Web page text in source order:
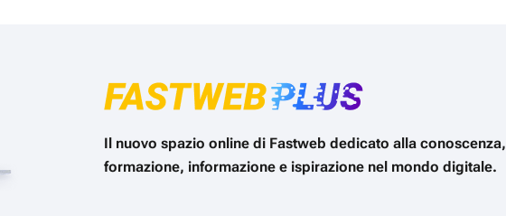
Il nuovo spazio online di Fastweb dedicato alla conoscenza,
formazione, informazione e ispirazione nel mondo digitale.